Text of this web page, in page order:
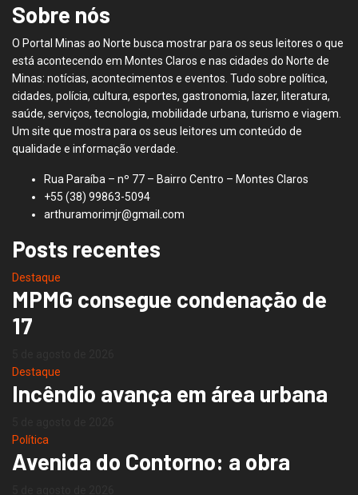
Sobre nós
O Portal Minas ao Norte busca mostrar para os seus leitores o que
está acontecendo em Montes Claros e nas cidades do Norte de
Minas: notícias, acontecimentos e eventos. Tudo sobre política,
cidades, polícia, cultura, esportes, gastronomia, lazer, literatura,
saúde, serviços, tecnologia, mobilidade urbana, turismo e viagem.
Um site que mostra para os seus leitores um conteúdo de
qualidade e informação verdade.
Rua Paraíba – nº 77 – Bairro Centro – Montes Claros
+55 (38) 99863-5094
arthuramorimjr@gmail.com
Posts recentes
Destaque
MPMG consegue condenação de
17
Destaque
Incêndio avança em área urbana
Política
Avenida do Contorno: a obra